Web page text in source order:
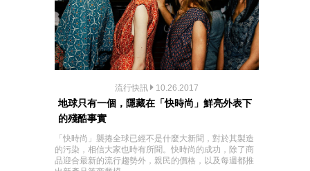
流行快訊 10.26.2017
地球只有一個，隱藏在「快時尚」鮮亮外表下
的殘酷事實
「快時尚」襲捲全球已經不是什麼大新聞，對於其製造
的污染，相信大家也時有所聞。快時尚的成功，除了商
品迎合最新的流行趨勢外，親民的價格，以及每週都推